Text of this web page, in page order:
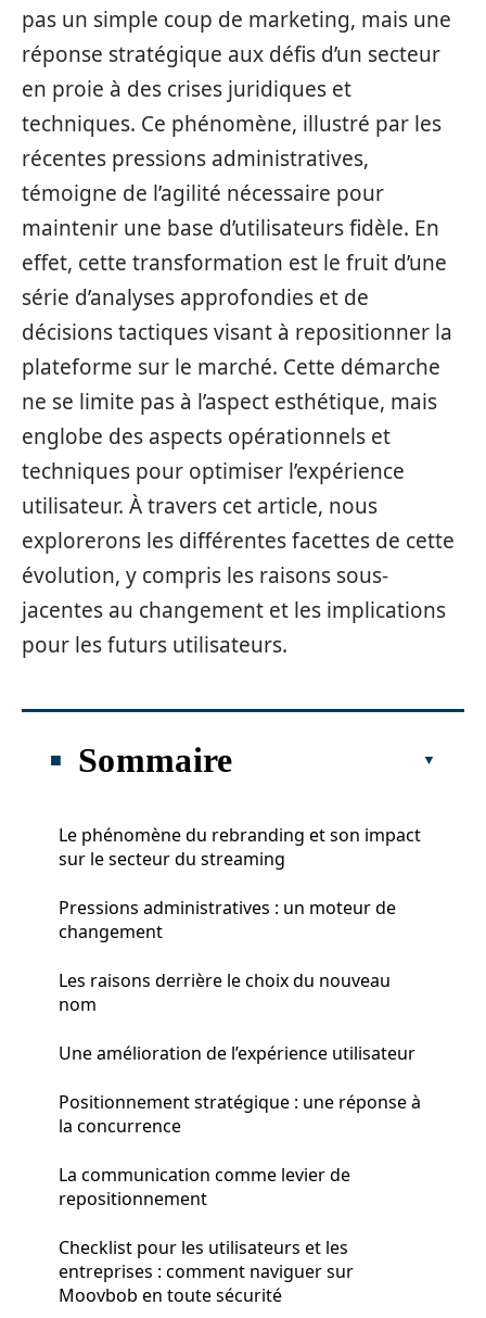
pas un simple coup de marketing, mais une
réponse stratégique aux défis d’un secteur
en proie à des crises juridiques et
techniques. Ce phénomène, illustré par les
récentes pressions administratives,
témoigne de l’agilité nécessaire pour
maintenir une base d’utilisateurs fidèle. En
effet, cette transformation est le fruit d’une
série d’analyses approfondies et de
décisions tactiques visant à repositionner la
plateforme sur le marché. Cette démarche
ne se limite pas à l’aspect esthétique, mais
englobe des aspects opérationnels et
techniques pour optimiser l’expérience
utilisateur. À travers cet article, nous
explorerons les différentes facettes de cette
évolution, y compris les raisons sous-
jacentes au changement et les implications
pour les futurs utilisateurs.
Sommaire
Le phénomène du rebranding et son impact
sur le secteur du streaming
Pressions administratives : un moteur de
changement
Les raisons derrière le choix du nouveau
nom
Une amélioration de l’expérience utilisateur
Positionnement stratégique : une réponse à
la concurrence
La communication comme levier de
repositionnement
Checklist pour les utilisateurs et les
entreprises : comment naviguer sur
Moovbob en toute sécurité